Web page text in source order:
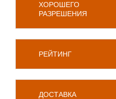
ХОРОШЕГО
РАЗРЕШЕНИЯ
РЕЙТИНГ
ДОСТАВКА